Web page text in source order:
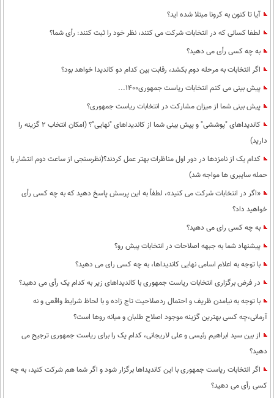
آیا تا کنون به کرونا مبتلا شده اید؟
لطفا کسانی که در انتخابات شرکت می کنند، نظر خود را ثبت کنند: رأی شما؟
به چه کسی رأی می دهید؟
اگر انتخابات به مرحله دوم بکشد، رقابت بین کدام دو کاندیدا خواهد بود؟
پیش بینی می کنم انتخابات ریاست جمهوری1400...
پیش بینی شما از میزان مشارکت در انتخابات ریاست جمهوری؟
کاندیداهای "پوششی" و پیش بینی شما از کاندیداهای "نهایی"؟ (امکان انتخاب 2 گزینه را
دارید)
کدام یک از نامزدها در دور اول مناظرات بهتر عمل کردند؟(نظرسنجی از ساعت دوم انتشار با
حمله سایبری ها مواجه شد)
«اگر در انتخابات شرکت می کنید»، لطفاً به این پرسش پاسخ دهید که به چه کسی رأی
خواهید داد؟
به چه کسی رای می دهید؟
پیشنهاد شما به جبهه اصلاحات در انتخابات پیش رو؟
با توجه به اعلام اسامی نهایی کاندیداها، به چه کسی رای می دهید؟
در فرض برگزاری انتخابات ریاست جمهوری با کاندیداهای زیر به کدام یک رأی می دهید؟
با توجه به نیامدن ظریف و احتمال ردصلاحیت تاج زاده و با لحاظ شرایط واقعی و نه
آرمانی،چه کسی بهترین گزینه موجود اصلاح طلبان و میانه روها است؟
از بین سید ابراهیم رئیسی و علی لاریجانی، کدام یک را برای ریاست جمهوری ترجیح می
دهید؟
اگر انتخابات ریاست جمهوری با این کاندیداها برگزار شود و اگر شما هم شرکت کنید، به چه
کسی رأی می دهید؟